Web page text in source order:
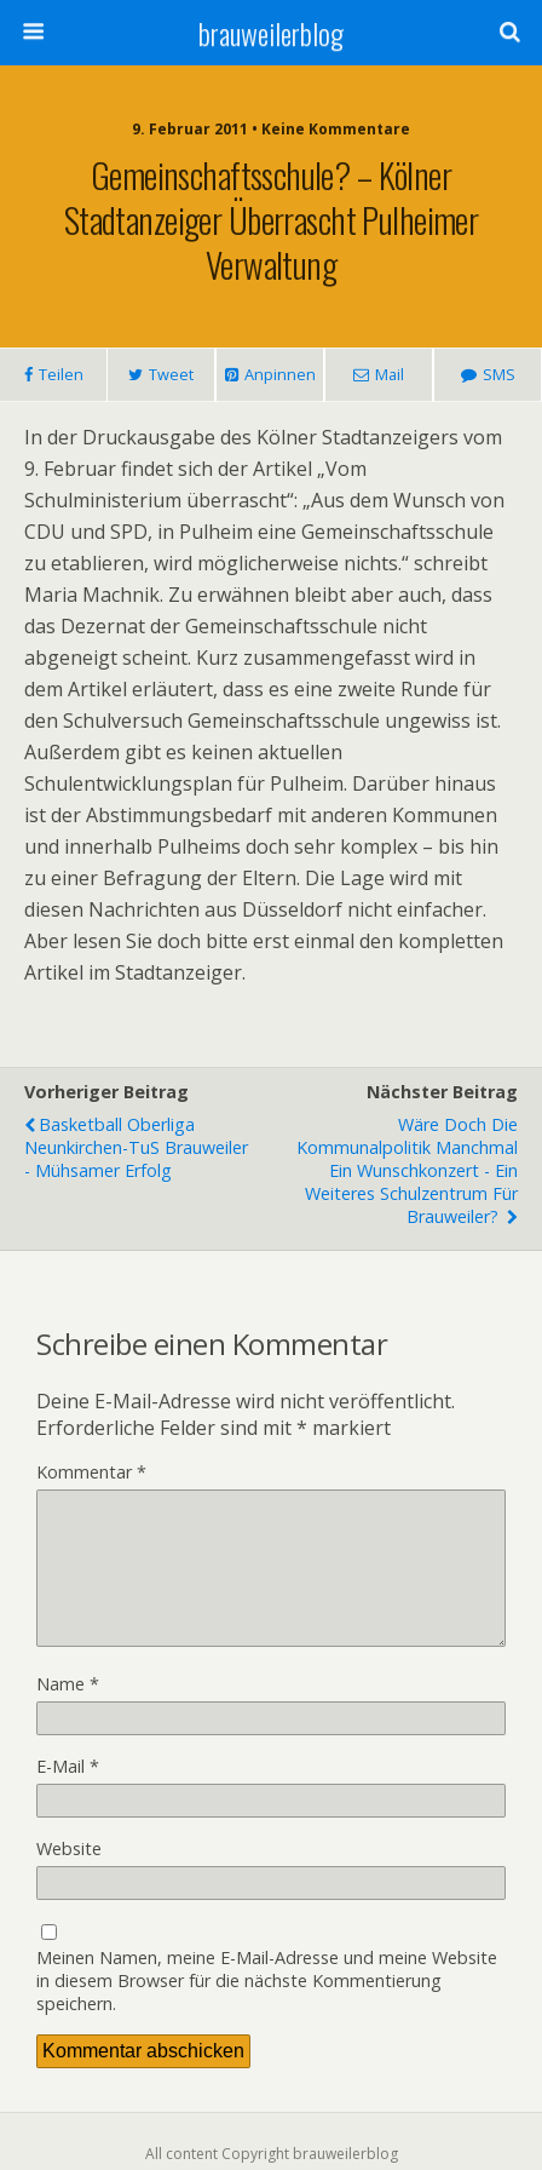
brauweilerblog
9. Februar 2011 • Keine Kommentare
Gemeinschaftsschule? – Kölner
Stadtanzeiger Überrascht Pulheimer
Verwaltung
Teilen Tweet Anpinnen Mail SMS
In der Druckausgabe des Kölner Stadtanzeigers vom
9. Februar findet sich der Artikel „Vom
Schulministerium überrascht“: „Aus dem Wunsch von
CDU und SPD, in Pulheim eine Gemeinschaftsschule
zu etablieren, wird möglicherweise nichts.“ schreibt
Maria Machnik. Zu erwähnen bleibt aber auch, dass
das Dezernat der Gemeinschaftsschule nicht
abgeneigt scheint. Kurz zusammengefasst wird in
dem Artikel erläutert, dass es eine zweite Runde für
den Schulversuch Gemeinschaftsschule ungewiss ist.
Außerdem gibt es keinen aktuellen
Schulentwicklungsplan für Pulheim. Darüber hinaus
ist der Abstimmungsbedarf mit anderen Kommunen
und innerhalb Pulheims doch sehr komplex – bis hin
zu einer Befragung der Eltern. Die Lage wird mit
diesen Nachrichten aus Düsseldorf nicht einfacher.
Aber lesen Sie doch bitte erst einmal den kompletten
Artikel im Stadtanzeiger.
Vorheriger Beitrag
Basketball Oberliga
Neunkirchen-TuS Brauweiler
- Mühsamer Erfolg
Nächster Beitrag
Wäre Doch Die
Kommunalpolitik Manchmal
Ein Wunschkonzert - Ein
Weiteres Schulzentrum Für
Brauweiler?
Schreibe einen Kommentar
Deine E-Mail-Adresse wird nicht veröffentlicht.
Erforderliche Felder sind mit* markiert
Kommentar*
Name *
E-Mail *
Website
Meinen Namen, meine E-Mail-Adresse und meine Website
in diesem Browser für die nächste Kommentierung
speichern.
All content Copyright brauweilerblog